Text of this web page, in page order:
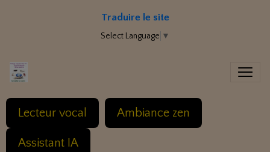
Traduire le site
Select Language ▼
Lecteur vocal Ambiance zen
Assistant IA